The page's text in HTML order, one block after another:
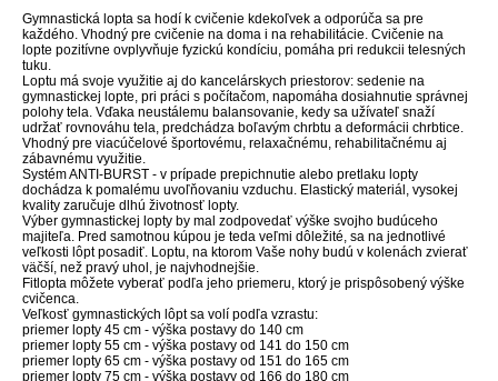
Gymnastická lopta sa hodí k cvičenie kdekoľvek a odporúča sa pre
každého. Vhodný pre cvičenie na doma i na rehabilitácie. Cvičenie na
lopte pozitívne ovplyvňuje fyzickú kondíciu, pomáha pri redukcii telesných
tuku.
Loptu má svoje využitie aj do kancelárskych priestorov: sedenie na
gymnastickej lopte, pri práci s počítačom, napomáha dosiahnutie správnej
polohy tela. Vďaka neustálemu balansovanie, kedy sa užívateľ snaží
udržať rovnováhu tela, predchádza boľavým chrbtu a deformácii chrbtice.
Vhodný pre viacúčelové športovému, relaxačnému, rehabilitačnému aj
zábavnému využitie.
Systém ANTI-BURST - v prípade prepichnutie alebo pretlaku lopty
dochádza k pomalému uvoľňovaniu vzduchu. Elastický materiál, vysokej
kvality zaručuje dlhú životnosť lopty.
Výber gymnastickej lopty by mal zodpovedať výške svojho budúceho
majiteľa. Pred samotnou kúpou je teda veľmi dôležité, sa na jednotlivé
veľkosti lôpt posadiť. Loptu, na ktorom Vaše nohy budú v kolenách zvierať
väčší, než pravý uhol, je najvhodnejšie.
Fitlopta môžete vyberať podľa jeho priemeru, ktorý je prispôsobený výške
cvičenca.
Veľkosť gymnastických lôpt sa volí podľa vzrastu:
priemer lopty 45 cm - výška postavy do 140 cm
priemer lopty 55 cm - výška postavy od 141 do 150 cm
priemer lopty 65 cm - výška postavy od 151 do 165 cm
priemer lopty 75 cm - výška postavy od 166 do 180 cm